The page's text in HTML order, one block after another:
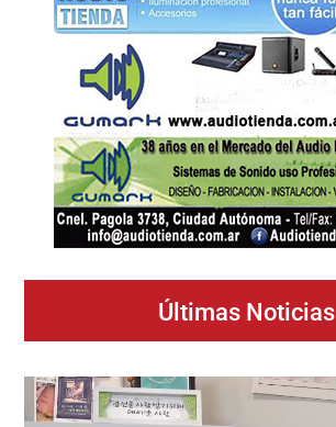
Últimas Noticias